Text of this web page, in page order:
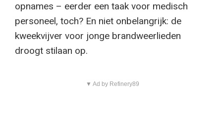
opnames – eerder een taak voor medisch
personeel, toch? En niet onbelangrijk: de
kweekvijver voor jonge brandweerlieden
droogt stilaan op.
▼ Ad by Refinery89